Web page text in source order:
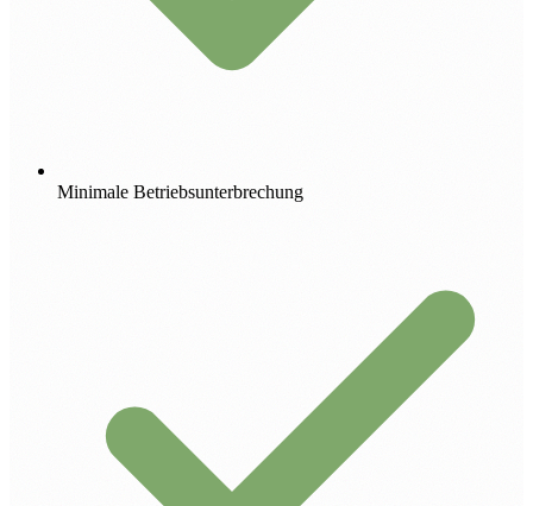
Minimale Betriebsunterbrechung